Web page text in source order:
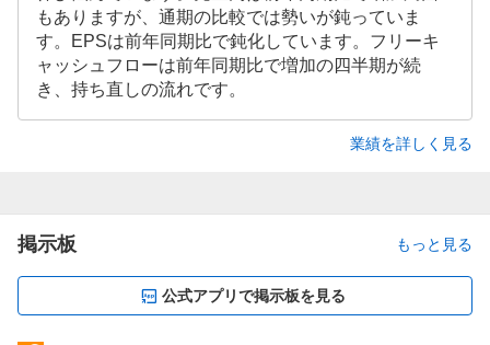
もありますが、通期の比較では勢いが鈍っていま
す。EPSは前年同期比で鈍化しています。フリーキ
ャッシュフローは前年同期比で増加の四半期が続
き、持ち直しの流れです。
業績を詳しく見る
掲示板 もっと見る
公式アプリで掲示板を見る